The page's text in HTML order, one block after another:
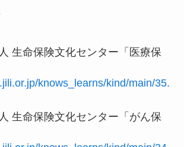
生命保険文化センター「医療保
knows_learns/kind/main/35.
生命保険文化センター「がん保